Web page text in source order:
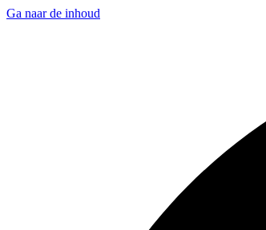
Ga naar de inhoud